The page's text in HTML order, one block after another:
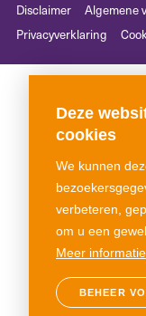
Deze
cookies
We kunnen
verbeteren,
om u een
Meer informatie
BEHEER
Disclaimer Algemene
Privacyverklaring